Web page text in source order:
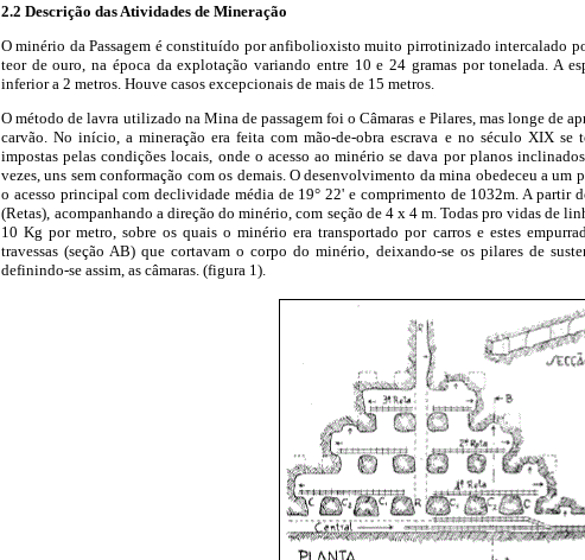
2.2 Descrição das Atividades de Mineração
O minério da Passagem é constituído por anfibolioxisto muito pirrotinizado intercalado
teor de ouro, na época da explotação variando entre 10 e 24 gramas por tonelada. A
inferior a 2 metros. Houve casos excepcionais de mais de 15 metros.
O método de lavra utilizado na Mina de passagem foi o Câmaras e Pilares, mas longe de
carvão. No início, a mineração era feita com mão-de-obra escrava e no século XIX se
impostas pelas condições locais, onde o acesso ao minério se dava por planos inclinados
vezes, uns sem conformação com os demais. O desenvolvimento da mina obedeceu a
o acesso principal com declividade média de 19° 22' e comprimento de 1032m. A partir
(Retas), acompanhando a direção do minério, com seção de 4 x 4 m. Todas pro vidas de
10 Kg por metro, sobre os quais o minério era transportado por carros e estes
travessas (seção AB) que cortavam o corpo do minério, deixando-se os pilares de
definindo-se assim, as câmaras. (figura 1).